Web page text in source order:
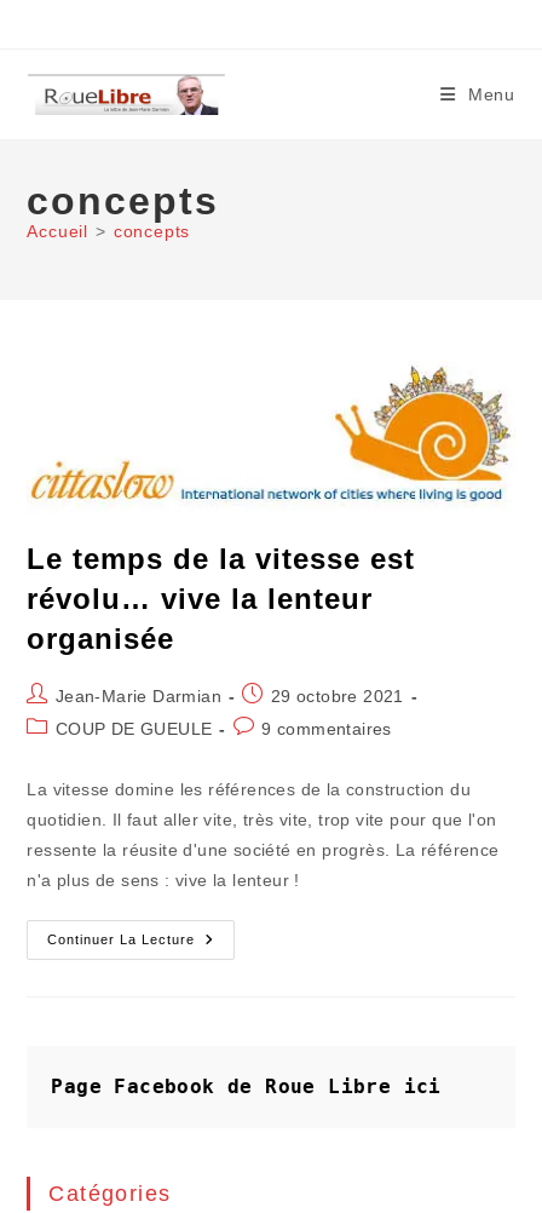
content
Menu
concepts
Accueil > concepts
Le temps de la vitesse est
révolu… vive la lenteur
organisée
Auteur/autrice
de
Jean-Marie Darmian
Publication
publiée :
29 octobre 2021
PostCOUP DE GUEULE
Commentaires
9 commentaires
La vitesse domine les références de la construction du
quotidien. Il faut aller vite, très vite, trop vite pour que l'on
ressente la réusite d'une société en progrès. La référence
n'a plus de sens : vive la lenteur !
Continuer La Lecture
Le
Temps
La
Lenteur
Page Facebook de Roue Libre ici
Catégories